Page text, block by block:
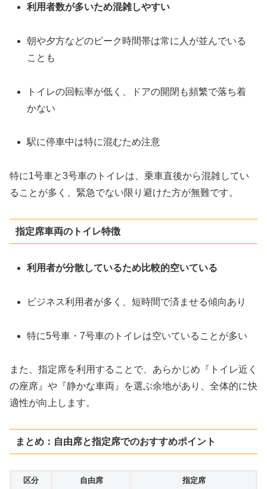
利用者数が多いため混雑しやすい
朝や夕方などのピーク時間帯は常に人が並んでいる
ことも
トイレの回転率が低く、ドアの開閉も頻繁で落ち着
かない
駅に停車中は特に混むため注意
特に1号車と3号車のトイレは、乗車直後から混雑してい
ることが多く、緊急でない限り避けた方が無難です。
指定席車両のトイレ特徴
利用者が分散しているため比較的空いている
ビジネス利用者が多く、短時間で済ませる傾向あり
特に5号車・7号車のトイレは空いていることが多い
また、指定席を利用することで、あらかじめ『トイレ近く
の座席』や『静かな車両』を選ぶ余地があり、全体的に快
適性が向上します。
まとめ：自由席と指定席でのおすすめポイント
区分 自由席 指定席